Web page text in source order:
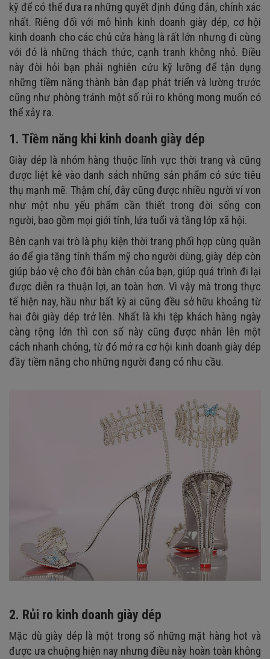
6. Hoàn thành thủ tục pháp lý khi kinh doanh cửa hàng giày
dép
7. Định giá sản phẩm giày dép
8. Vận hành, quản lý cửa hàng giày dép
9. Xây dựng cửa hàng giày dép trên các kênh online
10. Thực hiện chiến lược marketing thu hút khách hàng
kỹ để có thể đưa ra những quyết định đúng đắn, chính xác
nhất. Riêng đối với mô hình kinh doanh giày dép, cơ hội
kinh doanh cho các chủ cửa hàng là rất lớn nhưng đi cùng
với đó là những thách thức, cạnh tranh không nhỏ. Điều
này đòi hỏi bạn phải nghiên cứu kỹ lưỡng để tận dụng
những tiềm năng thành bàn đạp phát triển và lường trước
cũng như phòng tránh một số rủi ro không mong muốn có
thể xảy ra.
1. Tiềm năng khi kinh doanh giày dép
Giày dép là nhóm hàng thuộc lĩnh vực thời trang và cũng
được liệt kê vào danh sách những sản phẩm có sức tiêu
thụ mạnh mẽ. Thậm chí, đây cũng được nhiều người ví von
như một nhu yếu phẩm cần thiết trong đời sống con
người, bao gồm mọi giới tính, lứa tuổi và tầng lớp xã hội.
Bên cạnh vai trò là phụ kiện thời trang phối hợp cùng quần
áo để gia tăng tính thẩm mỹ cho người dùng, giày dép còn
giúp bảo vệ cho đôi bàn chân của bạn, giúp quá trình đi lại
được diễn ra thuận lợi, an toàn hơn. Vì vậy mà trong thực
tế hiện nay, hầu như bất kỳ ai cũng đều sở hữu khoảng từ
hai đôi giày dép trở lên. Nhất là khi tệp khách hàng ngày
càng rộng lớn thì con số này cũng được nhân lên một
cách nhanh chóng, từ đó mở ra cơ hội kinh doanh giày dép
đầy tiềm năng cho những người đang có nhu cầu.
2. Rủi ro kinh doanh giày dép
Mặc dù giày dép là một trong số những mặt hàng hot và
được ưa chuộng hiện nay nhưng điều này hoàn toàn không